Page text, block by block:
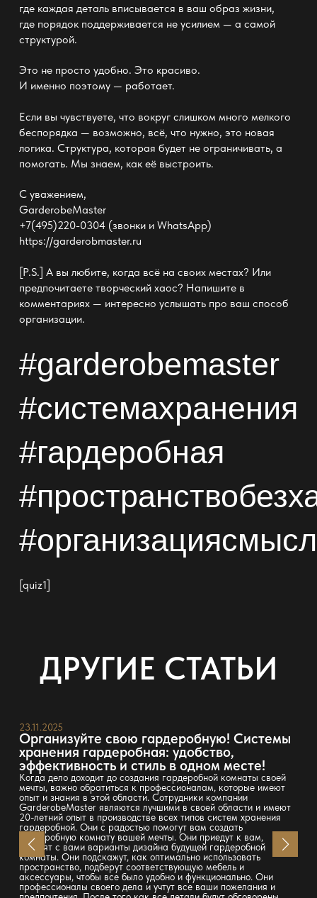
где каждая деталь вписывается в ваш образ жизни,
где порядок поддерживается не усилием— а самой
структурой.
Это не просто удобно. Это красиво.
И именно поэтому — работает.
Если вы чувствуете, что вокруг слишком много мелкого
беспорядка — возможно, всё, что нужно, это новая
логика. Структура, которая будет не ограничивать, а
помогать. Мы знаем, как её выстроить.
С уважением,
GarderobeMaster
+7(495)220-0304 (звонки и WhatsApp)
https://garderobmaster.ru
[P.S.] А вы любите, когда всё на своих местах? Или
предпочитаете творческий хаос? Напишите в
комментариях — интересно услышать про ваш способ
организации.
#garderobemaster
#системахранения
#гардеробная
[quiz1]
ДРУГИЕ СТАТЬИ
23.11.2025
Организуйте свою гардеробную! Системы
хранения гардеробная: удобство,
эффективность и стиль в одном месте!
Когда дело доходит до создания гардеробной комнаты своей
мечты, важно обратиться к профессионалам, которые имеют
опыт и знания в этой области. Сотрудники компании
GarderobeMaster являются лучшими в своей области и имеют
20-летний опыт в производстве всех типов систем хранения
гардеробной. Они с радостью помогут вам создать
гардеробную комнату вашей мечты. Они приедут к вам,
обсудят с вами варианты дизайна будущей гардеробной
комнаты. Они подскажут, как оптимально использовать
пространство, подберут соответствующую мебель и
аксессуары, чтобы все было удобно и функционально. Они
профессионалы своего дела и учтут все ваши пожелания и